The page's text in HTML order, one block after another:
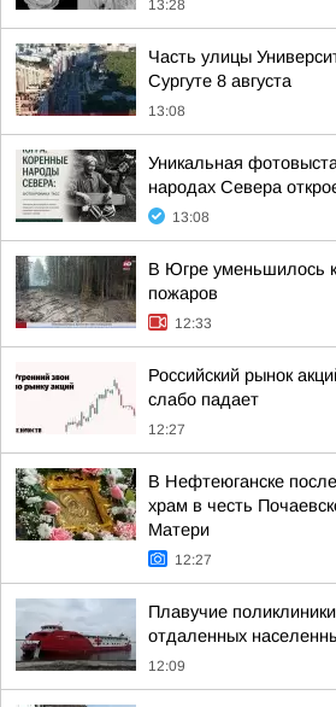
13:28
Часть улицы
Сургуте 8 августа
13:08
Уникальная
народах Севера
13:08
В Югре уменьшилось
пожаров
12:33
Российский рынок
слабо падает
12:27
В Нефтеюганске
храм в честь
Матери
12:27
Плавучие
отдаленных
12:09